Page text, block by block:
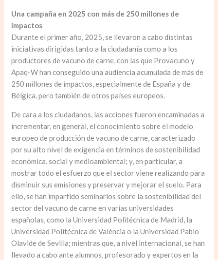
Una campaña en 2025 con más de 250 millones de
impactos
Durante el primer año, 2025, se llevaron a cabo distintas
iniciativas dirigidas tanto a la ciudadanía como a los
productores de vacuno de carne, con las que Provacuno y
Apaq-W han conseguido una audiencia acumulada de más de
250 millones de impactos, especialmente de España y de
Bélgica, pero también de otros países europeos.
De cara a los ciudadanos, las acciones fueron encaminadas a
incrementar, en general, el conocimiento sobre el modelo
europeo de producción de vacuno de carne, caracterizado
por su alto nivel de exigencia en términos de sostenibilidad
económica, social y medioambiental; y, en particular, a
mostrar todo el esfuerzo que el sector viene realizando para
disminuir sus emisiones y preservar y mejorar el suelo. Para
ello, se han impartido seminarios sobre la sostenibilidad del
sector del vacuno de carne en varias universidades
españolas, como la Universidad Politécnica de Madrid, la
Universidad Politécnica de València o la Universidad Pablo
Olavide de Sevilla; mientras que, a nivel internacional, se han
llevado a cabo ante alumnos, profesorado y expertos en la